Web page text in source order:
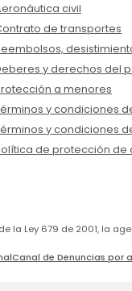
civil
de transportes
y derechos del
a menores
y condiciones
y condiciones
de protección de
la Ley 679 de 2001, la
Canal de Denuncias por